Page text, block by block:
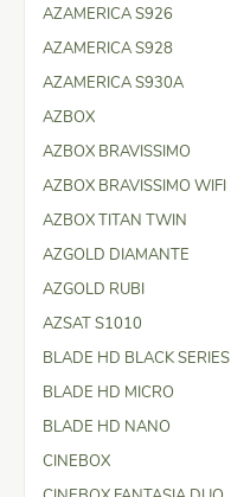
AZAMERICA S926
AZAMERICA S928
AZAMERICA S930A
AZBOX
AZBOX BRAVISSIMO
AZBOX BRAVISSIMO WIFI
AZBOX TITAN TWIN
AZGOLD DIAMANTE
AZGOLD RUBI
AZSAT S1010
BLADE HD BLACK SERIES
BLADE HD MICRO
BLADE HD NANO
CINEBOX